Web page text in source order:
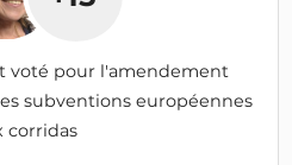
voté pour l'amendement
subventions européennes
corridas